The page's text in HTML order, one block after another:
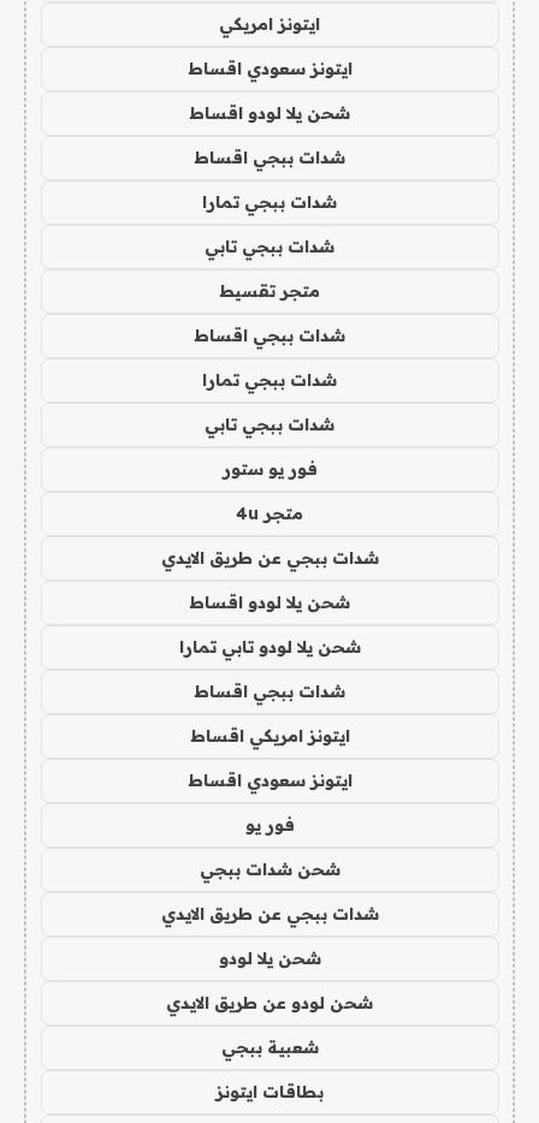
ايتونز امريكي
ايتونز سعودي اقساط
شحن يلا لودو اقساط
شدات ببجي اقساط
شدات ببجي تمارا
شدات ببجي تابي
متجر تقسيط
شدات ببجي اقساط
شدات ببجي تمارا
شدات ببجي تابي
فور يو ستور
متجر 4u
شدات ببجي عن طريق الايدي
شحن يلا لودو اقساط
شحن يلا لودو تابي تمارا
شدات ببجي اقساط
ايتونز امريكي اقساط
ايتونز سعودي اقساط
فور يو
شحن شدات ببجي
شدات ببجي عن طريق الايدي
شحن يلا لودو
شحن لودو عن طريق الايدي
شعبية ببجي
بطاقات ايتونز